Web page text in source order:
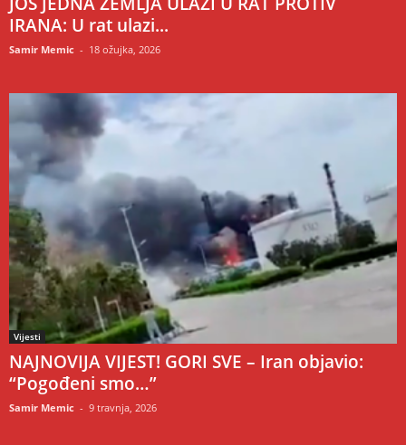
IRANA: U rat ulazi...
Samir Memic - 18 ožujka, 2026
Vijesti
NAJNOVIJA VIJEST! GORI SVE – Iran objavio:
“Pogođeni smo…”
Samir Memic - 9 travnja, 2026